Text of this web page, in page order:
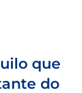
que
do